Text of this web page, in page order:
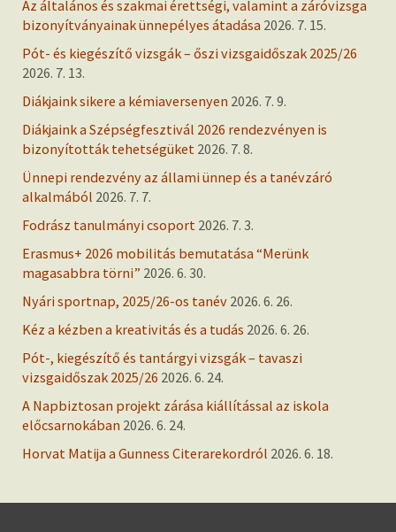
Az általános és szakmai érettségi, valamint a záróvizsga
bizonyítványainak ünnepélyes átadása 2026. 7. 15.
Pót- és kiegészítő vizsgák – őszi vizsgaidőszak 2025/26
2026. 7. 13.
Diákjaink sikere a kémiaversenyen 2026. 7. 9.
Diákjaink a Szépségfesztivál 2026 rendezvényen is
bizonyították tehetségüket 2026. 7. 8.
Ünnepi rendezvény az állami ünnep és a tanévzáró
alkalmából 2026. 7. 7.
Fodrász tanulmányi csoport 2026. 7. 3.
Erasmus+ 2026 mobilitás bemutatása “Merünk
magasabbra törni” 2026. 6. 30.
Nyári sportnap, 2025/26-os tanév 2026. 6. 26.
Kéz a kézben a kreativitás és a tudás 2026. 6. 26.
Pót-, kiegészítő és tantárgyi vizsgák – tavaszi
vizsgaidőszak 2025/26 2026. 6. 24.
A Napbiztosan projekt zárása kiállítással az iskola
előcsarnokában 2026. 6. 24.
Horvat Matija a Gunness Citerarekordról 2026. 6. 18.